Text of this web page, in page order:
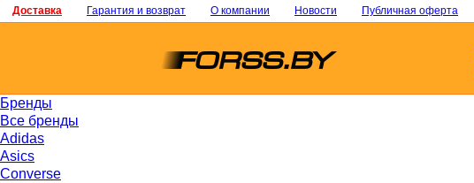
Доставка Гарантия и возврат О компании Новости Публичная оферта
Бренды
Все бренды
Adidas
Asics
Converse